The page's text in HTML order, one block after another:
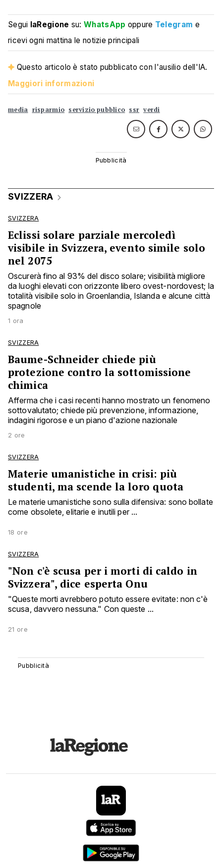
Segui laRegione su:WhatsApp oppure Telegram e
ricevi ogni mattina le notizie principali
Questo articolo è stato pubblicato con l'ausilio dell'IA.
Maggiori informazioni
media risparmio servizio pubblico ssr verdi
SVIZZERA
SVIZZERA
Eclissi solare parziale mercoledì
visibile in Svizzera, evento simile solo
nel 2075
Oscurerà fino al 93% del disco solare; visibilità migliore
da luoghi elevati con orizzonte libero ovest-nordovest; la
totalità visibile solo in Groenlandia, Islanda e alcune città
spagnole
1 ora
SVIZZERA
Baume-Schneider chiede più
protezione contro la sottomissione
chimica
Afferma che i casi recenti hanno mostrato un fenomeno
sottovalutato; chiede più prevenzione, informazione,
indagini rigorose e un piano d'azione nazionale
2 ore
SVIZZERA
Materie umanistiche in crisi: più
studenti, ma scende la loro quota
Le materie umanistiche sono sulla difensiva: sono bollate
come obsolete, elitarie e inutili per ...
18 ore
SVIZZERA
"Non c'è scusa per i morti di caldo in
Svizzera", dice esperta Onu
"Queste morti avrebbero potuto essere evitate: non c'è
scusa, davvero nessuna." Con queste ...
21 ore